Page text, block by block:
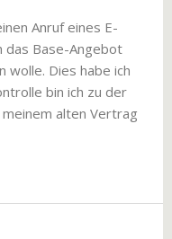
Anruf eines E-
das Base-Angebot
wolle. Dies habe ich
bin ich zu der
alten Vertrag